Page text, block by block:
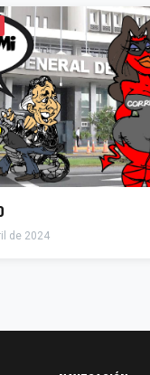
de 2024